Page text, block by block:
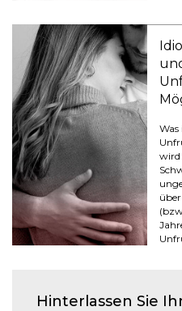
wird
Hinterlassen Sie